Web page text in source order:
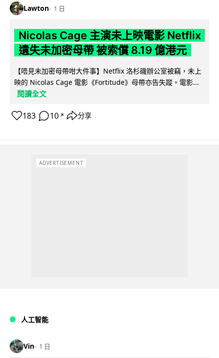
Lawton 1 日
Nicolas Cage 主演未上映電影 Netflix
遺失未加密母帶 被索償 8.19 億港元
【唔見未加密母帶咁大件事】Netflix 洛杉磯辦公室被竊，未上
映的 Nicolas Cage 電影《Fortitude》母帶亦告失蹤。電影...
閱讀全文
183 10 ↗ 分享
ADVERTISEMENT
人工智能
Vin 1 日